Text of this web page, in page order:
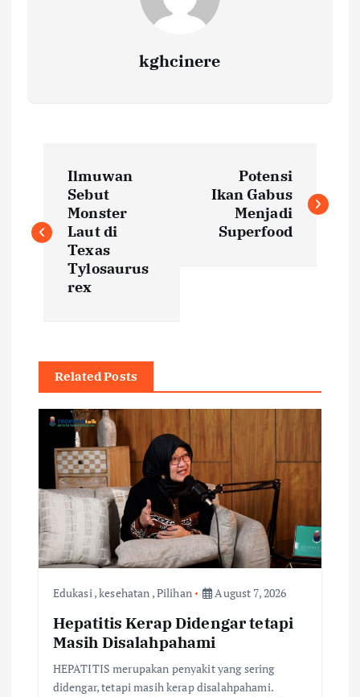
kghcinere
s
a
v
g
a
t
Ilmuwan
Sebut
Monster
Laut di
Texas
Tylosaurus
rex
Potensi
Ikan Gabus
Menjadi
Superfood
Related Posts
Edukasi,kesehatan ,Pilihan August 7, 2026
Hepatitis Kerap Didengar tetapi
Masih Disalahpahami
HEPATITIS merupakan penyakit yang sering
didengar, tetapi masih kerap disalahpahami.